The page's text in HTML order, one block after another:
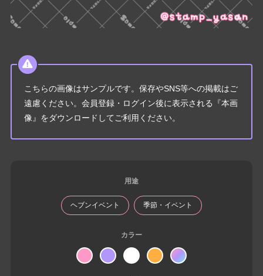
こちらの画像はサンプルです。保存やSNS等への掲載はご
遠慮ください。会員登録・ログイン後に表示される『本画
像』をダウンロードしてご利用ください。
用途
ヘブンイベント 季節・イベント
カラー